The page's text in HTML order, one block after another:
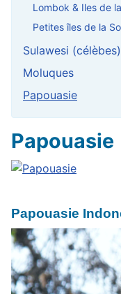
Lombok & Iles de
Petites îles de la
Sulawesi (célèbes)
Moluques
Papouasie
Papouasie
Papouasie